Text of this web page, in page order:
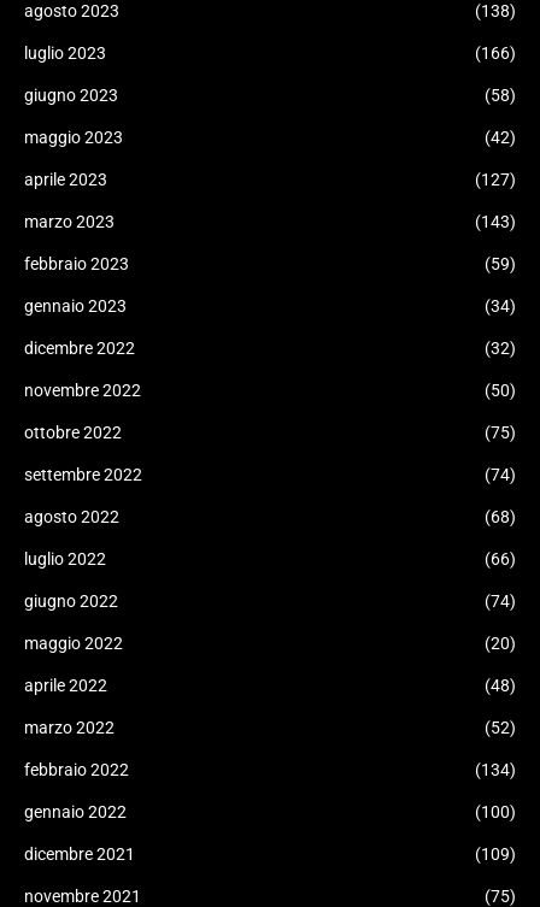
agosto 2023 (138)
luglio 2023 (166)
giugno 2023 (58)
maggio 2023 (42)
aprile 2023 (127)
marzo 2023 (143)
febbraio 2023 (59)
gennaio 2023 (34)
dicembre 2022 (32)
novembre 2022 (50)
ottobre 2022 (75)
settembre 2022 (74)
agosto 2022 (68)
luglio 2022 (66)
giugno 2022 (74)
maggio 2022 (20)
aprile 2022 (48)
marzo 2022 (52)
febbraio 2022 (134)
gennaio 2022 (100)
dicembre 2021 (109)
novembre 2021 (75)